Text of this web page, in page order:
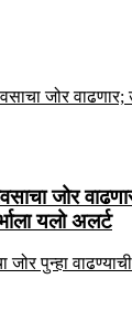
जोर
यलो अलर्ट
जोर पुन्हा